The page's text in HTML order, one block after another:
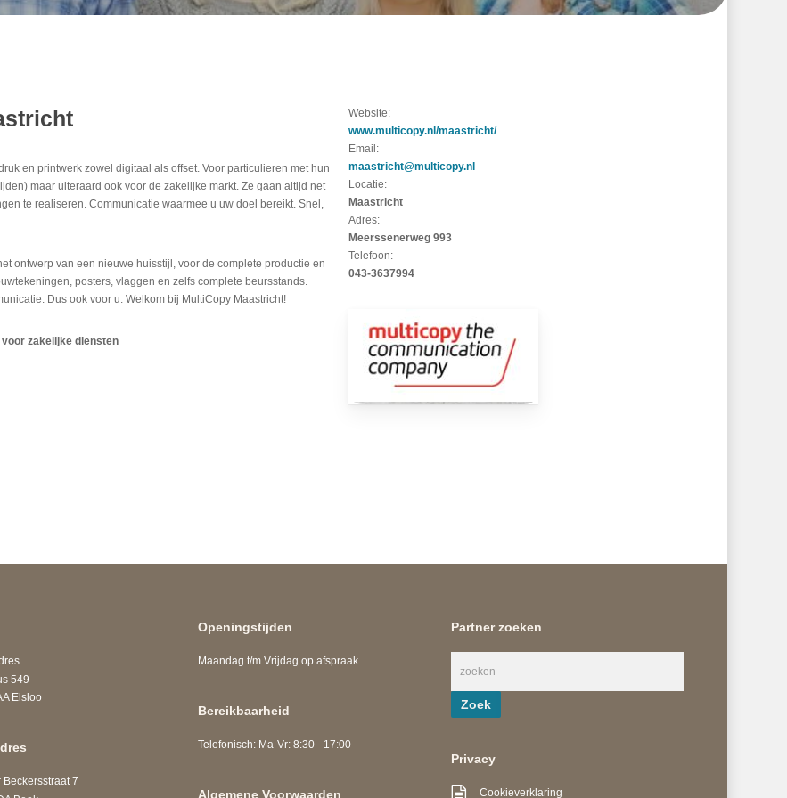
en printwerk zowel digitaal als offset. Voor particulieren met hun
maar uiteraard ook voor de zakelijke markt. Ze gaan altijd net
te realiseren. Communicatie waarmee u uw doel bereikt. Snel,
ontwerp van een nieuwe huisstijl, voor de complete productie en
posters, vlaggen en zelfs complete beursstands.
Dus ook voor u. Welkom bij MultiCopy Maastricht!
zakelijke diensten
Website:
www.multicopy.nl/maastricht/
Email:
maastricht@multicopy.nl
Locatie:
Maastricht
Adres:
Meerssenerweg 993
Telefoon:
043-3637994
549
Elsloo
7
Openingstijden
Maandag t/m Vrijdag op afspraak
Bereikbaarheid
Telefonisch: Ma-Vr: 8:30 - 17:00
Algemene Voorwaarden
Partner zoeken
Privacy
Cookieverklaring